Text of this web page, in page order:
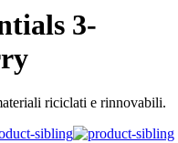
3-
riciclati e rinnovabili.